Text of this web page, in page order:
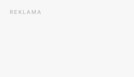
REKLAMA